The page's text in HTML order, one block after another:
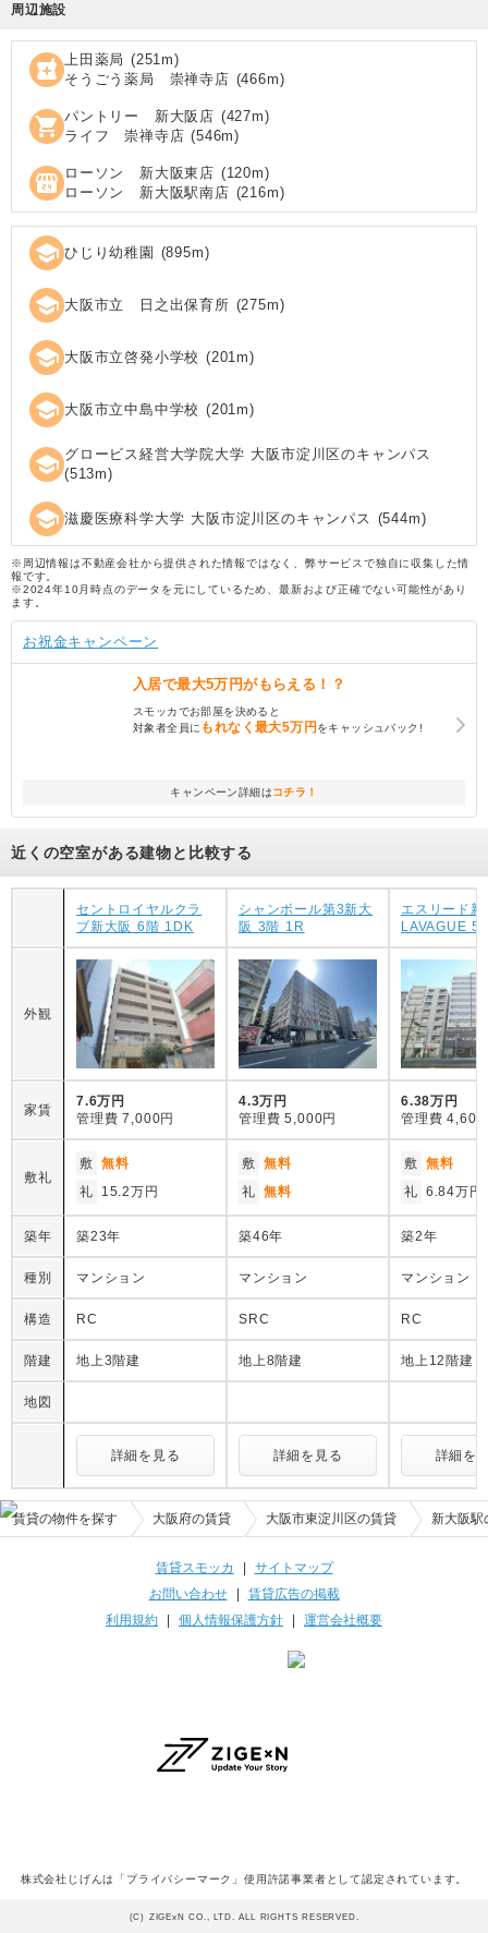
周辺施設
local_pharmacy 上田薬局 (251m)
そうごう薬局 崇禅寺店 (466m)
shopping_cart パントリー 新大阪店 (427m)
ライフ 崇禅寺店 (546m)
local_convenience_store ローソン 新大阪東店 (120m)
ローソン 新大阪駅南店 (216m)
school ひじり幼稚園 (895m)
school 大阪市立 日之出保育所 (275m)
school 大阪市立啓発小学校 (201m)
school 大阪市立中島中学校 (201m)
school グロービス経営大学院大学 大阪市淀川区のキャンパス
(513m)
school 滋慶医療科学大学 大阪市淀川区のキャンパス (544m)
※周辺情報は不動産会社から提供された情報ではなく、弊サービスで独自に収集した情
報です。
※2024年10月時点のデータを元にしているため、最新および正確でない可能性があり
ます。
お祝金キャンペーン
入居で最大5万円がもらえる！？
スモッカでお部屋を決めると
対象者全員に もれなく最大5万円をキャッシュバック!
キャンペーン詳細はコチラ！
近くの空室がある建物と比較する
セントロイヤルクラ
ブ新大阪 6階 1DK
シャンボール第3新大
阪 3階 1R
エスリード新
LAVAGUE 5
外観
家賃
7.6万円
管理費 7,000円
4.3万円
管理費 5,000円
6.38万円
管理費 4,600
敷礼
敷 無料
礼
15.2万円
敷 無料
礼 無料
敷 無料
礼 6.84万円
築年 築23年 築46年 築2年
種別 マンション マンション マンション
構造 RC SRC RC
階建 地上3階建 地上8階建 地上12階建
地図
詳細を見る 詳細を見る 詳細を
賃貸の物件を探す 大阪府の賃貸 大阪市東淀川区の賃貸 新大阪駅
賃貸スモッカ | サイトマップ
お問い合わせ| 賃貸広告の掲載
利用規約 | 個人情報保護方針 | 運営会社概要
株式会社じげんは「プライバシーマーク」使用許諾事業者として認定されています。
(C) ZIGExN CO., LTD. ALL RIGHTS RESERVED.